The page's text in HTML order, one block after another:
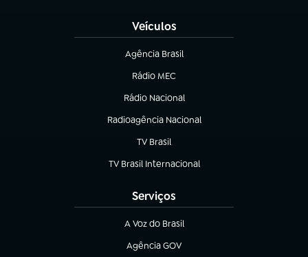
Veículos
Agência Brasil
(abre em nova aba)
Rádio MEC
(abre em nova aba)
Rádio Nacional
Radioagência Nacional
(abre em nova aba)
TV Brasil
(abre em nova aba)
TV Brasil Internacional
(abre em nova aba)
Serviços
A Voz do Brasil
(abre em nova aba)
Agência GOV
(abre em nova aba)